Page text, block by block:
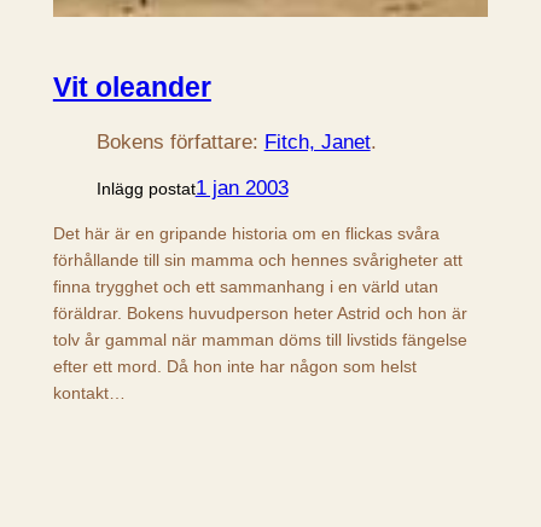
Vit oleander
Bokens författare: Fitch, Janet.
Inlägg postat1 jan 2003
Det här är en gripande historia om en flickas svåra
förhållande till sin mamma och hennes svårigheter att
finna trygghet och ett sammanhang i en värld utan
föräldrar. Bokens huvudperson heter Astrid och hon är
tolv år gammal när mamman döms till livstids fängelse
efter ett mord. Då hon inte har någon som helst
kontakt…